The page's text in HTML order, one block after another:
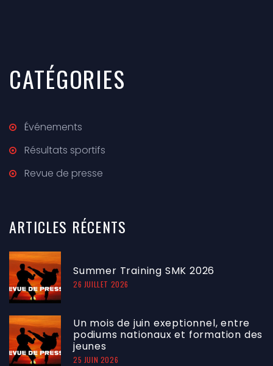
CATÉGORIES
Événements
Résultats sportifs
Revue de presse
ARTICLES RÉCENTS
Summer Training SMK 2026
26 JUILLET 2026
Un mois de juin exeptionnel, entre
podiums nationaux et formation des
jeunes
25 JUIN 2026